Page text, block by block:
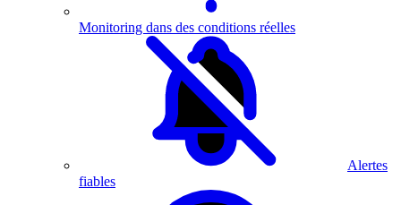
Monitoring dans des conditions réelles
Alertes
fiables